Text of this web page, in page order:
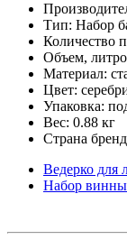
Тип: Набор
Количество
Объем,
Материал:
Цвет:
Упаковка:
Вес: 0.88 кг
Страна
Ведерко для
Набор